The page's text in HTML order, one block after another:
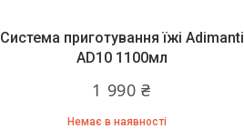
Система приготування їжі Adimanti
AD10 1100мл
1 990 ₴
Немає в наявності